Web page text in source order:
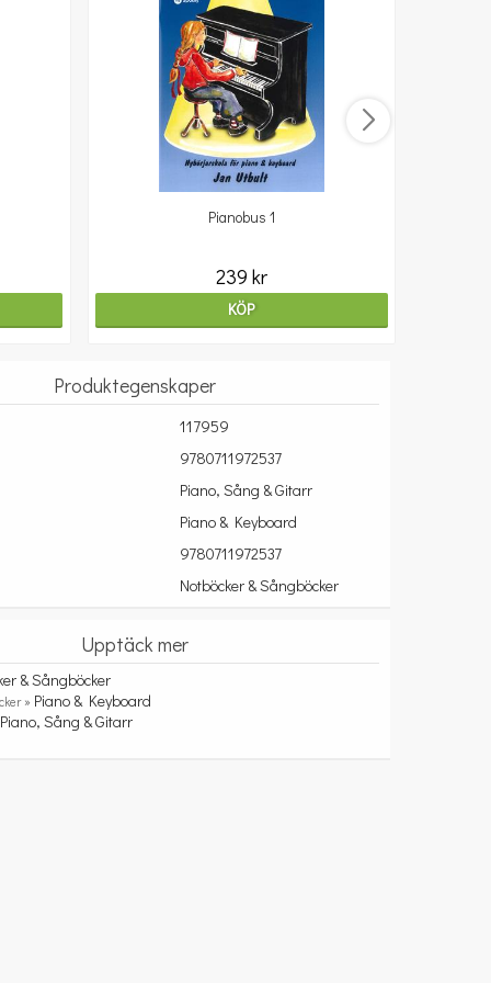
Pianobus 1
239 kr
KÖP
Produktegenskaper
117959
9780711972537
Piano, Sång & Gitarr
Piano & Keyboard
9780711972537
Notböcker & Sångböcker
Upptäck mer
& Sångböcker
» Piano & Keyboard
Piano, Sång & Gitarr